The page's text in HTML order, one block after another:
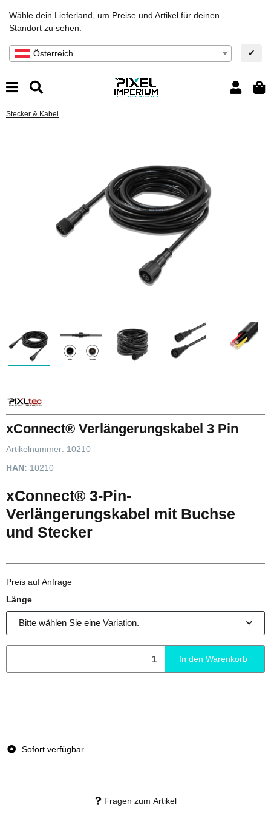
Wähle dein Lieferland, um Preise und Artikel für deinen
Standort zu sehen.
Österreich ✔
Stecker & Kabel
xConnect® Verlängerungskabel 3 Pin
Artikelnummer: 10210
HAN: 10210
xConnect® 3-Pin-
Verlängerungskabel mit Buchse
und Stecker
Preis auf Anfrage
Länge
Bitte wählen Sie eine Variation.
In den Warenkorb
Sofort verfügbar
Fragen zum Artikel